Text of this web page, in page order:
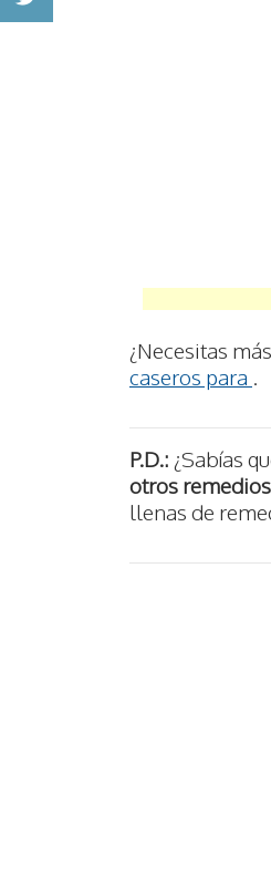
¿Necesitas
caseros para
P.D.: ¿Sabías
otros
llenas de